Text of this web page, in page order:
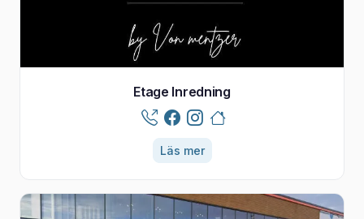
Etage Inredning
Läs mer